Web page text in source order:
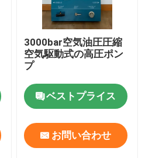
3000bar空気油圧圧縮
空気駆動式の高圧ポン
プ
ベストプライス
お問い合わせ